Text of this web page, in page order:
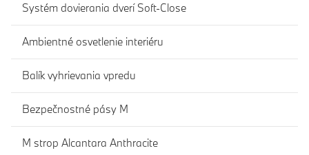
Systém dovierania dverí Soft-Close
Ambientné osvetlenie interiéru
Balík vyhrievania vpredu
Bezpečnostné pásy M
M strop Alcantara Anthracite